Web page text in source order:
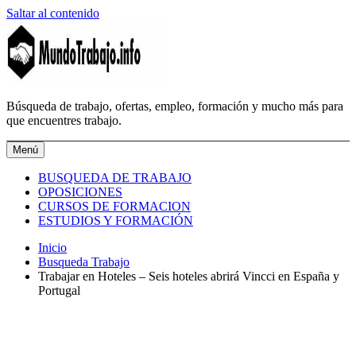
Saltar al contenido
MundoTrabajo.info
Búsqueda de trabajo, ofertas, empleo, formación y mucho más para
que encuentres trabajo.
Menú
BUSQUEDA DE TRABAJO
OPOSICIONES
CURSOS DE FORMACION
ESTUDIOS Y FORMACIÓN
Inicio
Busqueda Trabajo
Trabajar en Hoteles – Seis hoteles abrirá Vincci en España y
Portugal